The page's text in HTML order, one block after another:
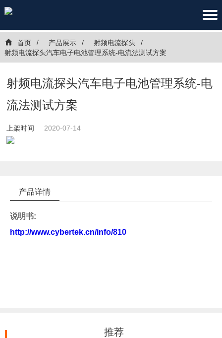
首页 产品展示
射频电流探头
射频电流探头汽车电子电池管理系统-电流法测试方案
射频电流探头汽车电子电池管理系统-电
流法测试方案
上架时间 2020-07-14
产品详情
说明书:
http://www.cybertek.cn/info/810
推荐